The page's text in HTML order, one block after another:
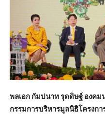
พลเอก กัมปนาท รุดดิษฐ์ องคม
กรรมการบริหารมูลนิธิโครงก